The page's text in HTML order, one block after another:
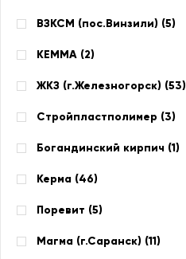
ВЗКСМ (пос.Винзили) (5)
КЕММА (2)
ЖКЗ (г.Железногорск) (53)
Стройпластполимер (3)
Богандинский кирпич (1)
Керма (46)
Поревит (5)
Магма (г.Саранск) (11)